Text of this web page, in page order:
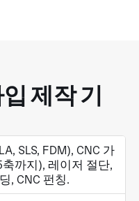
제작 기
SLS, FDM), CNC 가
까지), 레이저 절단,
, CNC 펀칭.